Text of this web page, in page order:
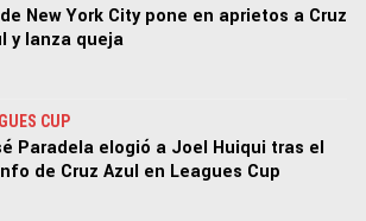
New York City pone en aprietos a Cruz
y lanza queja
CUP
Paradela elogió a Joel Huiqui tras el
de Cruz Azul en Leagues Cup